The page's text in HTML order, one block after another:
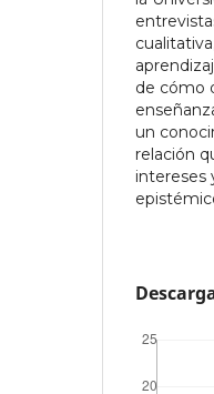
de cómo
un
relación
intereses